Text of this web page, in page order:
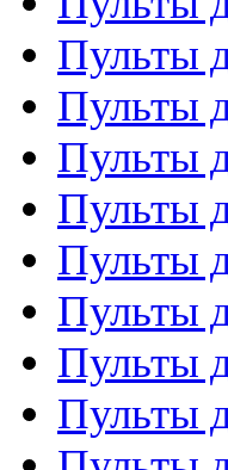
Пульты
Пульты
Пульты
Пульты
Пульты
Пульты
Пульты
Пульты